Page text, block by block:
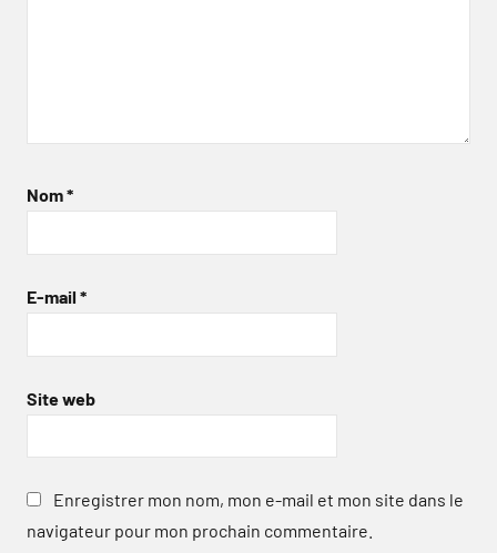
Nom*
E-mail *
Site web
Enregistrer mon nom, mon e-mail et mon site dans le
navigateur pour mon prochain commentaire.